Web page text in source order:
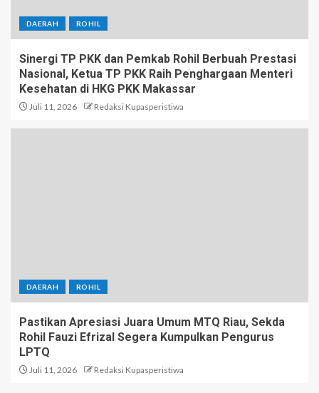
DAERAH ROHIL
Sinergi TP PKK dan Pemkab Rohil Berbuah Prestasi
Nasional, Ketua TP PKK Raih Penghargaan Menteri
Kesehatan di HKG PKK Makassar
Juli 11, 2026 Redaksi Kupasperistiwa
DAERAH ROHIL
Pastikan Apresiasi Juara Umum MTQ Riau, Sekda
Rohil Fauzi Efrizal Segera Kumpulkan Pengurus
LPTQ
Juli 11, 2026 Redaksi Kupasperistiwa